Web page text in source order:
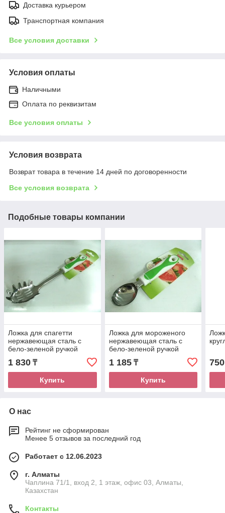
Доставка курьером
Транспортная компания
Все условия доставки
Условия оплаты
Наличными
Оплата по реквизитам
Все условия оплаты
Условия возврата
Возврат товара в течение 14 дней по договоренности
Все условия возврата
Подобные товары компании
Ложка для спагетти
нержавеющая сталь с
бело-зеленой ручкой
1 830 ₸
Купить
Ложка для мороженого
нержавеющая сталь с
бело-зеленой ручкой
1 185₸
Купить
750
О нас
Рейтинг не сформирован
Менее 5 отзывов за последний год
Работает с 12.06.2023
г. Алматы
Чаплина 71/1, вход 2, 1 этаж, офис 03, Алматы,
Казахстан
Контакты